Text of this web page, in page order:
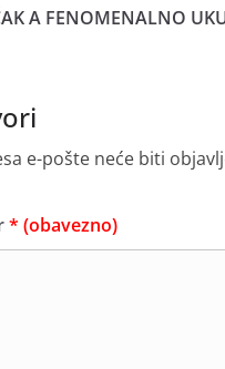
A FENOMENALNO
e-pošte neće biti
* (obavezno)